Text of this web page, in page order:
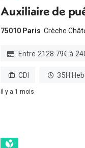
Auxiliaire de
75010 Paris Crèche
Entre 2128.79€ à
CDI 35H
il y a 1 mois